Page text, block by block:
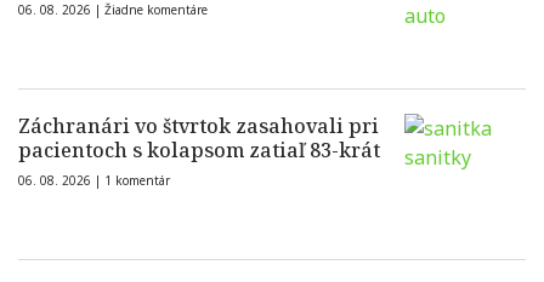
06. 08. 2026 | Žiadne komentáre
Záchranári vo štvrtok zasahovali pri
pacientoch s kolapsom zatiaľ 83-krát
06. 08. 2026 | 1 komentár